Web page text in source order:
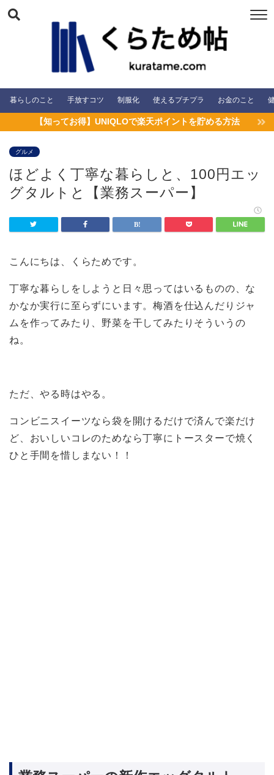
暮らしのこと 手放すコツ 制服化 使えるプチプラ お金のこと
【知ってお得】UNIQLOで楽天ポイントを貯める方法
グルメ
ほどよく丁寧な暮らしと、100円エッ
グタルトと【業務スーパー】
こんにちは、くらためです。
丁寧な暮らしをしようと日々思ってはいるものの、な
かなか実行に至らずにいます。梅酒を仕込んだりジャ
ムを作ってみたり、野菜を干してみたりそういうの
ね。
ただ、やる時はやる。
コンビニスイーツなら袋を開けるだけで済んで楽だけ
ど、おいしいコレのためなら丁寧にトースターで焼く
ひと手間を惜しまない！！